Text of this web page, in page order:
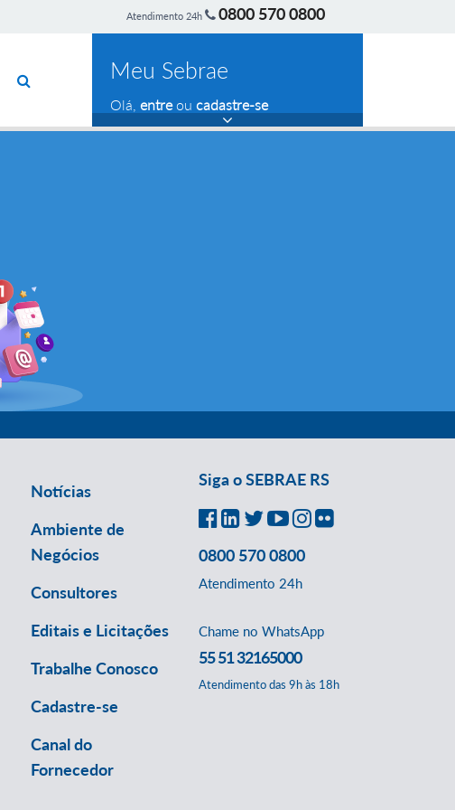
Atendimento 24h 0800 570 0800
Meu Sebrae
Olá, entreou cadastre-se
Notícias
Ambiente de
Negócios
Consultores
Editais e Licitações
Trabalhe Conosco
Cadastre-se
Canal do
Fornecedor
Siga o SEBRAE RS
0800 570 0800
Atendimento 24h
Chame no WhatsApp
55 51 32165000
Atendimento das 9h às 18h